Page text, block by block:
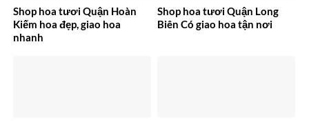
Shop hoa tươi Quận Hoàn
Kiếm hoa đẹp, giao hoa
nhanh
Shop hoa tươi Quận Long
Biên Có giao hoa tận nơi